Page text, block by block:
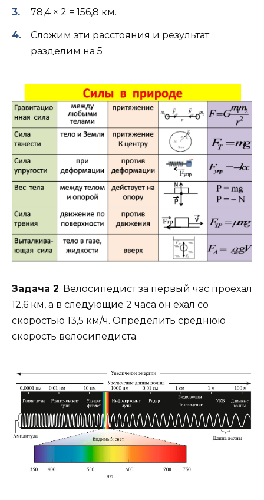
78,4 × 2 = 156,8 км.
Сложим эти расстояния и результат
разделим на 5
Задача 2. Велосипедист за первый час проехал
12,6 км, а в следующие 2 часа он ехал со
скоростью 13,5 км/ч. Определить среднюю
скорость велосипедиста.